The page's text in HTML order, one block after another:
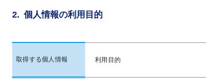
2. 個人情報の利用目的
取得する個人情報 利用目的